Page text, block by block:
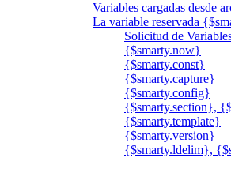
Variables cargadas desde
La variable reservada
Solicitud de
{$smarty.now}
{$smarty.const}
{$smarty.capture}
{$smarty.config}
{$smarty.section},
{$smarty.template}
{$smarty.version}
{$smarty.ldelim},